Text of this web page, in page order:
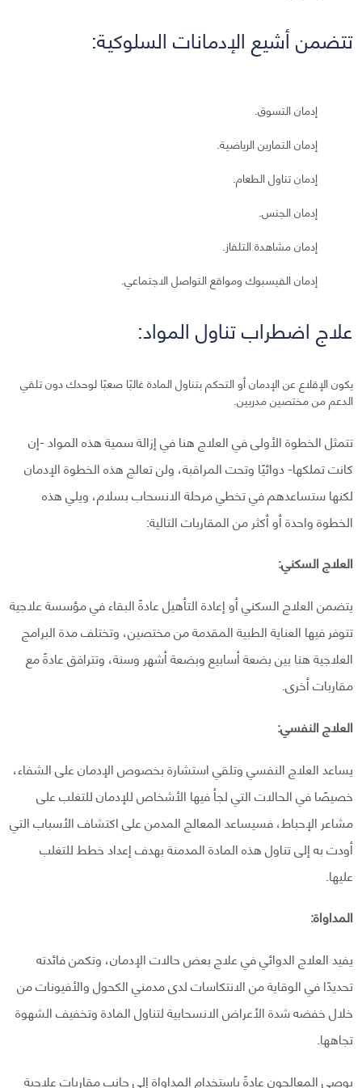
تتضمن أشيع الإدمانات السلوكية:
إدمان التسوق.
إدمان التمارين الرياضية.
إدمان تناول الطعام.
إدمان الجنس.
إدمان مشاهدة التلفاز.
إدمان الفيسبوك ومواقع التواصل الاجتماعي.
علاج اضطراب تناول المواد:
يكون الإقلاع عن الإدمان أو التحكم بتناول المادة غالبًا صعبًا لوحدك دون تلقي
الدعم من مختصين مدربين.
تتمثل الخطوة الأولى في العلاج هنا في إزالة سمية هذه المواد -إن
كانت تملكها- دوائيًا وتحت المراقبة، ولن تعالج هذه الخطوة الإدمان
لكنها ستساعدهم في تخطي مرحلة الانسحاب بسلام، ويلي هذه
الخطوة واحدة أو أكثر من المقاربات التالية:
العلاج السكني:
يتضمن العلاج السكني أو إعادة التأهيل عادةً البقاء في مؤسسة علاجية
تتوفر فيها العناية الطبية المقدمة من مختصين، وتختلف مدة البرامج
العلاجية هنا بين بضعة أسابيع وبضعة أشهر وسنة، وتترافق عادةً مع
مقاربات أخرى.
العلاج النفسي:
يساعد العلاج النفسي وتلقي استشارة بخصوص الإدمان على الشفاء،
خصيصًا في الحالات التي لجأ فيها الأشخاص للإدمان للتغلب على
مشاعر الإحباط، فسيساعد المعالج المدمن على اكتشاف الأسباب التي
أودت به إلى تناول هذه المادة المدمنة بهدف إعداد خطط للتغلب
عليها.
المداواة:
يفيد العلاج الدوائي في علاج بعض حالات الإدمان، وتكمن فائدته
تحديدًا في الوقاية من الانتكاسات لدى مدمني الكحول والأفيونات من
خلال خفضه شدة الأعراض الانسحابية لتناول المادة وتخفيف الشهوة
تجاهها.
يوصي المعالجون عادةً باستخدام المداواة إلى جانب مقاربات علاجية